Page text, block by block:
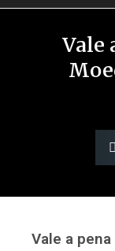
Vale
Vale a